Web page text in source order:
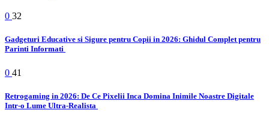
0 32
Gadgeturi Educative si Sigure pentru Copii in 2026: Ghidul Complet pentru
Parinti Informati
0 41
Retrogaming in 2026: De Ce Pixelii Inca Domina Inimile Noastre Digitale
Intr-o Lume Ultra-Realista